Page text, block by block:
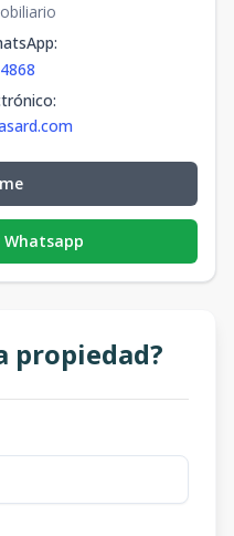
:
:
Whatsapp
propiedad?